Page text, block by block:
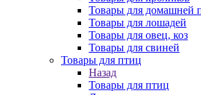
Товары для домашней
Товары для лошадей
Товары для овец, коз
Товары для свиней
Товары для птиц
Назад
Товары для птиц